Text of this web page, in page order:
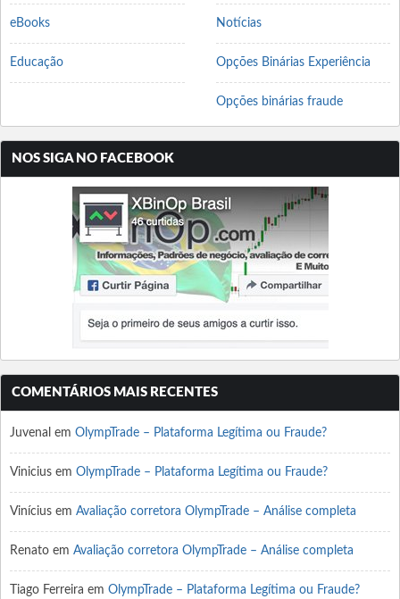
eBooks
Educação
Notícias
Opções Binárias Experiência
Opções binárias fraude
NOS SIGA NO FACEBOOK
COMENTÁRIOS MAIS RECENTES
Juvenal em OlympTrade – Plataforma Legítima ou Fraude?
Vinicius em OlympTrade – Plataforma Legítima ou Fraude?
Vinícius em Avaliação corretora OlympTrade – Análise completa
Renato em Avaliação corretora OlympTrade – Análise completa
Tiago Ferreira em OlympTrade – Plataforma Legítima ou Fraude?